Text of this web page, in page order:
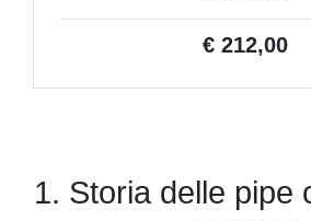
€ 212,00
1. Storia delle pipe